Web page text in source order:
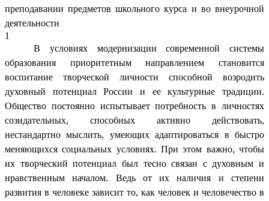
преподавании предметов школьного курса и во внеурочной
деятельности
1
В условиях модернизации современной системы
образования приоритетным направлением становится
воспитание творческой личности способной возродить
духовный потенциал России и ее культурные традиции.
Общество постоянно испытывает потребность в личностях
созидательных, способных активно действовать,
нестандартно мыслить, умеющих адаптироваться в быстро
меняющихся социальных условиях. При этом важно, чтобы
их творческий потенциал был тесно связан с духовным и
нравственным началом. Ведь от их наличия и степени
развития в человеке зависит то, как человек и человечество в